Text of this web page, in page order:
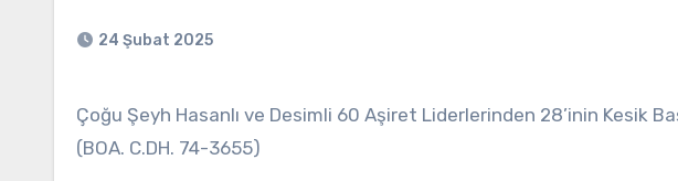
24 Şubat 2025
Çoğu Şeyh Hasanlı ve Desimli 60 Aşiret Liderlerinden 28’inin Kesik Başının Dersaadet’e Gönderildiğine Dair Yazı
(BOA. C.DH. 74-3655)